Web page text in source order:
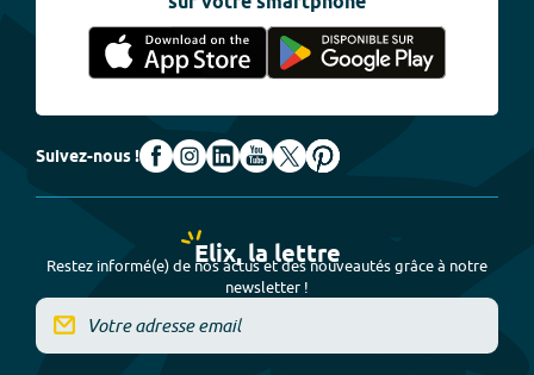
Suivez-nous !
Elix, la lettre
Restez informé(e) de nos actus et des nouveautés grâce à notre
newsletter !